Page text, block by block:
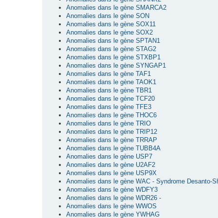
Anomalies dans le gène SMARCA2
Anomalies dans le gène SON
Anomalies dans le gène SOX11
Anomalies dans le gène SOX2
Anomalies dans le gène SPTAN1
Anomalies dans le gène STAG2
Anomalies dans le gène STXBP1
Anomalies dans le gène SYNGAP1
Anomalies dans le gène TAF1
Anomalies dans le gène TAOK1
Anomalies dans le gène TBR1
Anomalies dans le gène TCF20
Anomalies dans le gène TFE3
Anomalies dans le gène THOC6
Anomalies dans le gène TRIO
Anomalies dans le gène TRIP12
Anomalies dans le gène TRRAP
Anomalies dans le gène TUBB4A
Anomalies dans le gène USP7
Anomalies dans le gène U2AF2
Anomalies dans le gène USP9X
Anomalies dans le gène WAC - Syndrome Desanto-
Anomalies dans le gène WDFY3
Anomalies dans le gène WDR26 -
Anomalies dans le gène WWOS
Anomalies dans le gène YWHAG